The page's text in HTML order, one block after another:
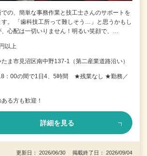
の、簡単な事務作業と技工士さんのサポートを
す。 「歯科技工所って難しそう…」と思うかもし
、心配は一切いりません！明るい笑顔で、…
以上
ま市見沼区南中野137-1（第二産業道路沿い）
：00の間で1日4、5時間 ★残業なし ★勤務／
る方も歓迎！
詳細を見る
更新日： 2026/06/30 掲載終了日： 2026/09/04